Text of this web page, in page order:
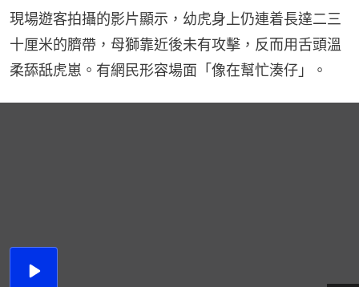
現場遊客拍攝的影片顯示，幼虎身上仍連着長達二三
十厘米的臍帶，母獅靠近後未有攻擊，反而用舌頭溫
柔舔舐虎崽。有網民形容場面「像在幫忙湊仔」。
播